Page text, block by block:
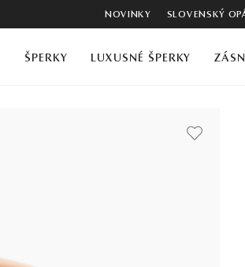
NOVINKY SLOVENSKÝ
ŠPERKY LUXUSNÉ ŠPERKY